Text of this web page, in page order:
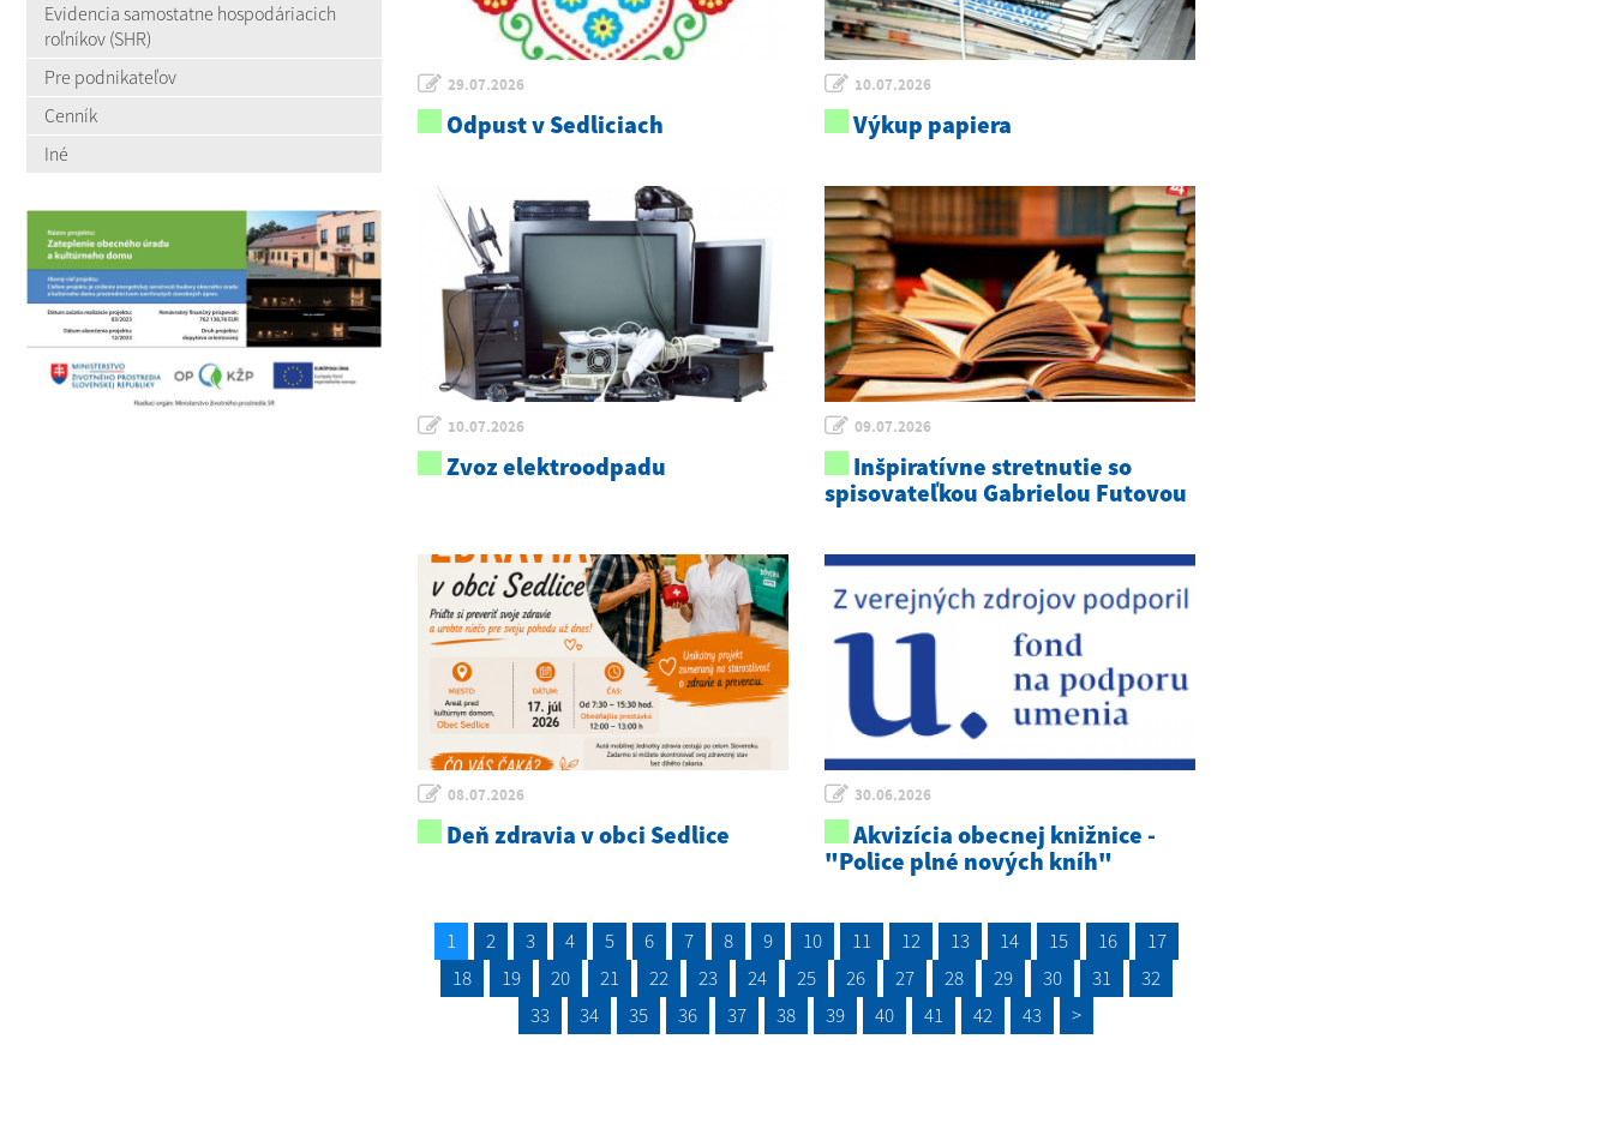
Evidencia samostatne hospodáriacich
roľníkov (SHR)
Pre podnikateľov
Cenník
Iné
29.07.2026
Odpust v Sedliciach
10.07.2026
Výkup papiera
10.07.2026
Zvoz elektroodpadu
09.07.2026
Inšpiratívne stretnutie so
spisovateľkou Gabrielou Futovou
08.07.2026
Deň zdravia v obci Sedlice
30.06.2026
Akvizícia obecnej knižnice -
"Police plné nových kníh"
1 2 3 4 5 6 7 8 9 10 11 12 13 14 15 16
17
18
19 20 21 22 23 24 25 26 27 28 29 30 31
32
33
34 35 36 37 38 39 40 41 42 43 >